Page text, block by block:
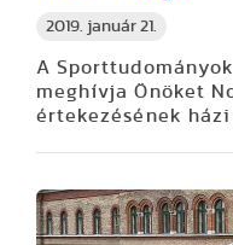
2019. január 21.
A
meghívja Önöket
értekezésének